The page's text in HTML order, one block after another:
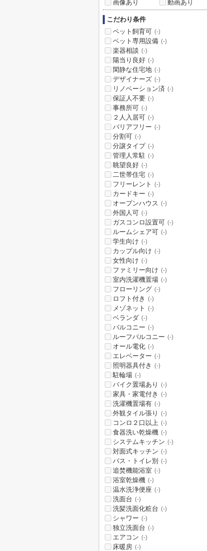
画像あり
動画あり
こだわり条件
ペット飼育可 (-)
ペット専用設備 (-)
楽器相談 (-)
陽当り良好 (-)
閑静な住宅地 (-)
デザイナーズ (-)
リノベーション済 (-)
保証人不要 (-)
事務所可 (-)
２人入居可 (-)
バリアフリー (-)
分割可 (-)
分譲タイプ (-)
管理人常駐 (-)
眺望良好 (-)
二世帯住宅 (-)
フリーレント (-)
カードキー (-)
オープンハウス (-)
外国人可 (-)
ガスコンロ設置可 (-)
ルームシェア可 (-)
学生向け (-)
カップル向け (-)
女性向け (-)
ファミリー向け (-)
室内洗濯機置場 (-)
フローリング (-)
ロフト付き (-)
メゾネット (-)
ベランダ (-)
バルコニー (-)
ルーフバルコニー (-)
オール電化 (-)
エレベーター (-)
照明器具付き (-)
駐輪場 (-)
バイク置場あり (-)
家具・家電付き (-)
洗濯機置場有 (-)
外観タイル張り (-)
コンロ２口以上 (-)
食器洗い乾燥機 (-)
システムキッチン (-)
対面式キッチン (-)
バス・トイレ別 (-)
追焚機能浴室 (-)
浴室乾燥機 (-)
温水洗浄便座 (-)
洗面台 (-)
洗髪洗面化粧台 (-)
シャワー (-)
独立洗面台 (-)
エアコン (-)
床暖房 (-)